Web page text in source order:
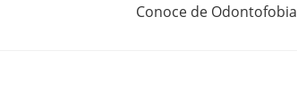
Conoce de Odontofobia